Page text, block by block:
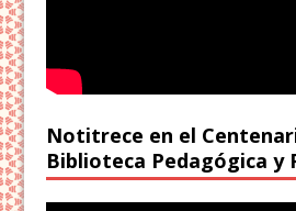
Notitrece en el
Biblioteca Pedagógica y